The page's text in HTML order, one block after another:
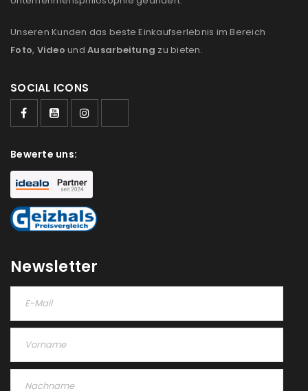
ANMELDEN
Benutzername oder E-Mail-Adresse
Passwort*
ANMELDEN
PASSWORT VERGESSEN?
Unseren Kunden das beste Einkaufserlebnis im Bereich
Foto, Video und Ausarbeitung zu bieten.
SOCIAL ICONS
Bewerte uns:
Newsletter